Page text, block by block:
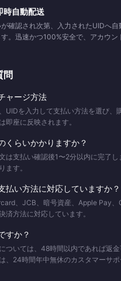
時自動配送
確認され次第、入力されたUIDへ自
。迅速かつ100%安全で、アカウン
問
ャージ方法
UIDを入力して支払い方法を選び、
即座に反映されます。
くらいかかりますか？
は支払い確認後1〜2分以内に完了
ます。
払い方法に対応していますか？
、JCB、暗号資産、Apple Pay
済方法に対応しています。
すか？
ついては、48時間以内であれば返
、24時間年中無休のカスタマーサ